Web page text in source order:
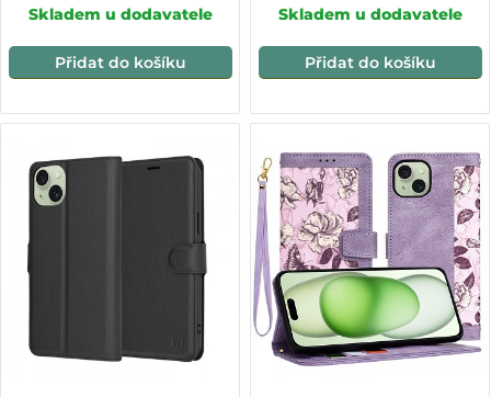
Skladem u dodavatele
Přidat do košíku
Skladem u dodavatele
Přidat do košíku